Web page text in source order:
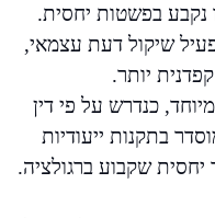
נקבע בפשטות יחסית.
שיקול דעת עצמאי,
יותר.
מיוחד, כנדרש על פי דין
בתקנות ייעודיות
יחסית שקבוע ברגולציה.